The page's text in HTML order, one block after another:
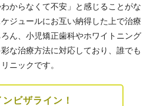
からなくて不安」と感じることがな
ジュールにお互い納得した上で治療
ん、小児矯正歯科やホワイトニング
な治療方法に対応しており、誰でも
ニックです。
ビザライン！